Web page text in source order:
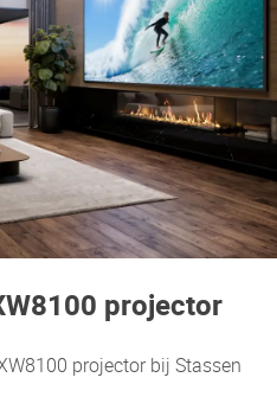
projector
projector bij Stassen